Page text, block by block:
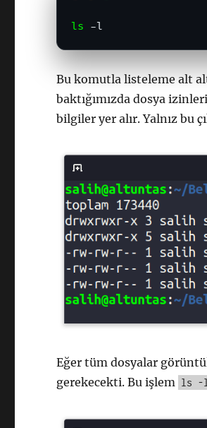
ls -l
Bu komutla listeleme alt
baktığımızda dosya
bilgiler yer alır. Yalnız bu
Eğer tüm dosyalar
gerekecekti. Bu işlem ls -